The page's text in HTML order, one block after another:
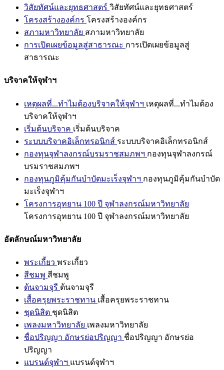
วิสัยทัศน์และยุทธศาสตร์ วิสัยทัศน์และยุทธศาสตร์
โครงสร้างองค์กร โครงสร้างองค์กร
สภามหาวิทยาลัย สภามหาวิทยาลัย
การเปิดเผยข้อมูลสู่สาธารณะ การเปิดเผยข้อมูลสู่
สาธารณะ
บริจาคให้จุฬาฯ
เหตุผลที่...ทำไมต้องบริจาคให้จุฬาฯ เหตุผลที่...ทำไมต้อง
บริจาคให้จุฬาฯ
เริ่มต้นบริจาค เริ่มต้นบริจาค
ระบบบริจาคอิเล็กทรอนิกส์ ระบบบริจาคอิเล็กทรอนิกส์
กองทุนจุฬาลงกรณ์บรมราชสมภพฯ กองทุนจุฬาลงกรณ์
บรมราชสมภพฯ
กองทุนภูมิคุ้มกันบำบัดมะเร็งจุฬาฯ กองทุนภูมิคุ้มกันบำบัด
มะเร็งจุฬาฯ
โครงการอุทยาน 100 ปี จุฬาลงกรณ์มหาวิทยาลัย
โครงการอุทยาน 100 ปี จุฬาลงกรณ์มหาวิทยาลัย
อัตลักษณ์มหาวิทยาลัย
พระเกี้ยว พระเกี้ยว
สีชมพู สีชมพู
ต้นจามจุรี ต้นจามจุรี
เสื้อครุยพระราชทาน เสื้อครุยพระราชทาน
ชุดนิสิต ชุดนิสิต
เพลงมหาวิทยาลัย เพลงมหาวิทยาลัย
ชื่อปริญญา อักษรย่อปริญญา ชื่อปริญญา อักษรย่อ
ปริญญา
แบรนด์จุฬาฯ แบรนด์จุฬาฯ